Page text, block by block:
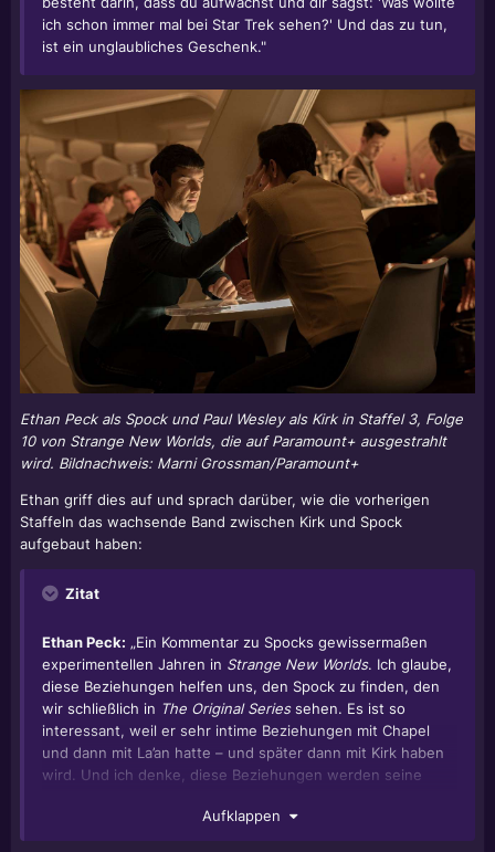
ich schon immer mal bei Star Trek sehen?' Und das zu tun,
ist ein unglaubliches Geschenk."
Ethan Peck als Spock und Paul Wesley als Kirk in Staffel 3, Folge
10 von Strange New Worlds, die auf Paramount+ ausgestrahlt
wird. Bildnachweis: Marni Grossman/Paramount+
Ethan griff dies auf und sprach darüber, wie die vorherigen
Staffeln das wachsende Band zwischen Kirk und Spock
aufgebaut haben:
Zitat
Ethan Peck: „Ein Kommentar zu Spocks gewissermaßen
experimentellen Jahren in Strange New Worlds. Ich glaube,
diese Beziehungen helfen uns, den Spock zu finden, den
wir schließlich in The Original Seriessehen. Es ist so
interessant, weil er sehr intime Beziehungen mit Chapel
und dann mit La’an hatte – und später dann mit Kirk haben
wird. Und ich denke, diese Beziehungen werden seine
Wenn sie sich treffen, gibt es so etwas wie eine sofortige
Verbindung – eine Art platonisches Verliebtsein, wie ich es
Aufklappen